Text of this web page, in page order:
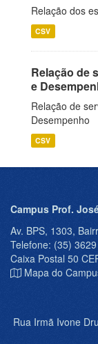
Relação dos
CSV
Relação de
e
Relação de
Desempenho
CSV
Campus Prof.
Av. BPS, 1303,
Telefone: (35)
Caixa Postal 50
Mapa do
Rua Irmã Ivone